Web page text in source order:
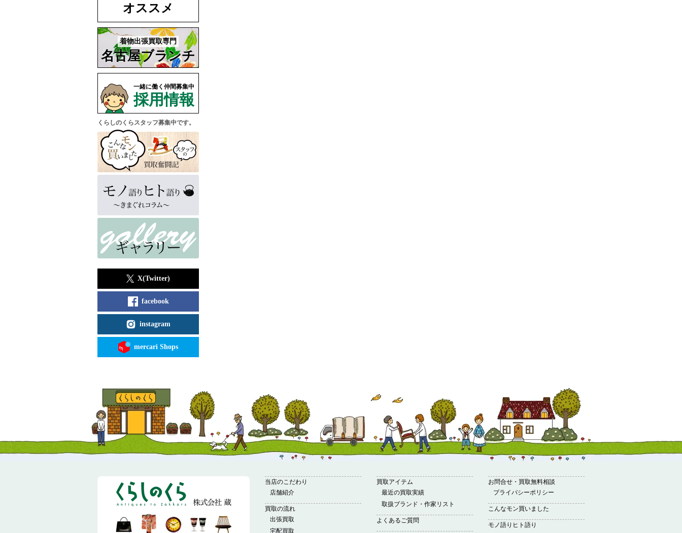
オススメ
着物出張買取専門
名古屋ブランチ
一緒に働く仲間募集中
採用情報
くらしのくらスタッフ募集中です。
X(Twitter)
facebook
instagram
mercari Shops
当店のこだわり
店舗紹介
買取の流れ
出張買取
宅配買取
買取アイテム
最近の買取実績
取扱ブランド・作家リスト
よくあるご質問
お問合せ・買取無料相談
プライバシーポリシー
こんなモン買いました
モノ語りヒト語り